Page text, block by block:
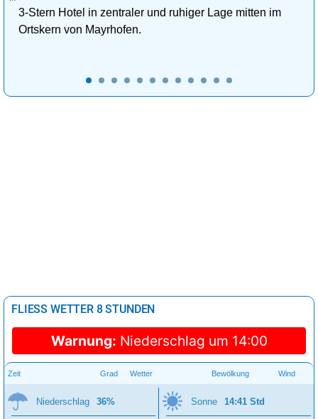
3-Stern Hotel in zentraler und ruhiger Lage mitten im
Ortskern von Mayrhofen.
FLIESS WETTER 8 STUNDEN
Warnung: Niederschlag um 14:00
Zeit Grad Wetter Bewölkung Wind
Niederschlag 36% Sonne 14:41 Std